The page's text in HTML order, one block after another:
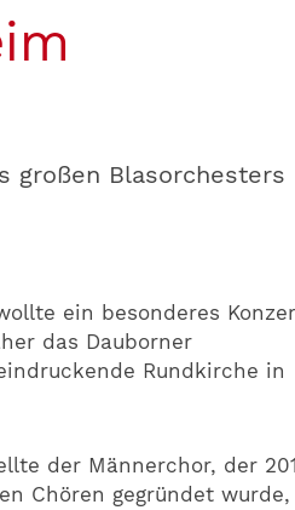
großen Blasorchesters
ein besonderes
das Dauborner
Rundkirche in
der Männerchor, der
Chören gegründet wurde,